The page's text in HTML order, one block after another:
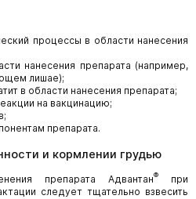
процессы в области нанесения
нанесения препарата (например,
лишае);
в области нанесения препарата;
на вакцинацию;
препарата.
и кормлении грудью
препарата Адвантан®
при
следует тщательно взвесить